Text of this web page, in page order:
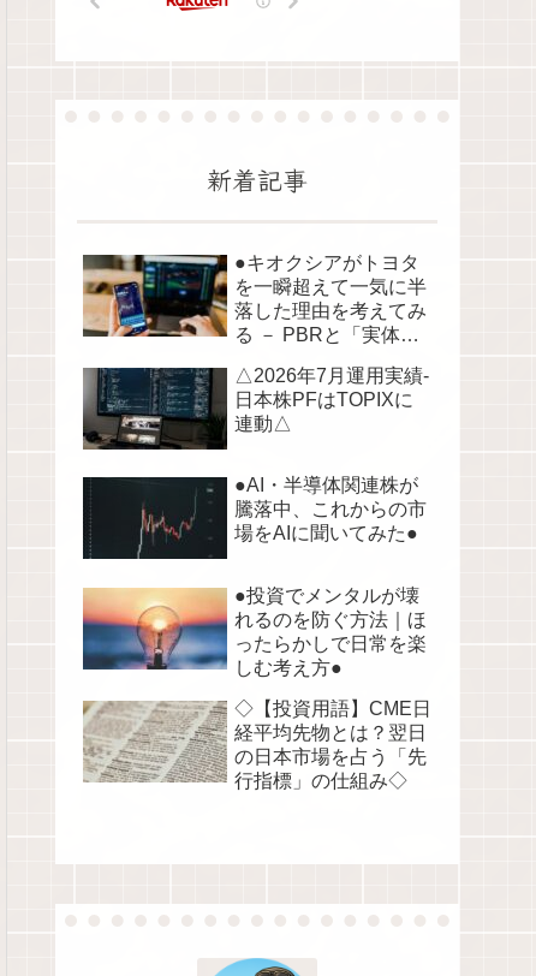
新着記事
●キオクシアがトヨタ
を一瞬超えて一気に半
落した理由を考えてみ
る － PBRと「実体資
の構造●
△2026年7月運用実績-
日本株PFはTOPIXに
連動△
●AI・半導体関連株が
騰落中、これからの市
場をAIに聞いてみた●
●投資でメンタルが壊
れるのを防ぐ方法｜ほ
ったらかしで日常を楽
しむ考え方●
◇【投資用語】CME日
経平均先物とは？翌日
の日本市場を占う「先
行指標」の仕組み◇